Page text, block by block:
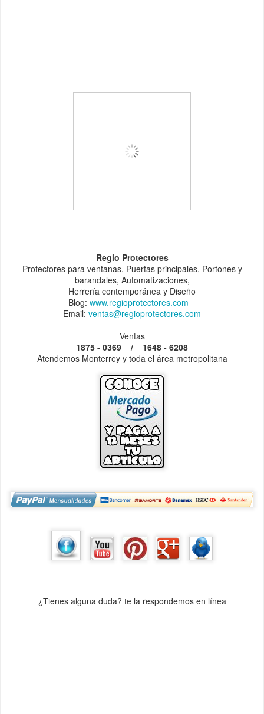
Regio Protectores
Protectores para ventanas, Puertas principales, Portones y
barandales, Automatizaciones,
Herrería contemporánea y Diseño
Blog: www.regioprotectores.com
Email: ventas@regioprotectores.com
Ventas
1875 - 0369 / 1648 - 6208
Atendemos Monterrey y toda el área metropolitana
¿Tienes alguna duda? te la respondemos en línea